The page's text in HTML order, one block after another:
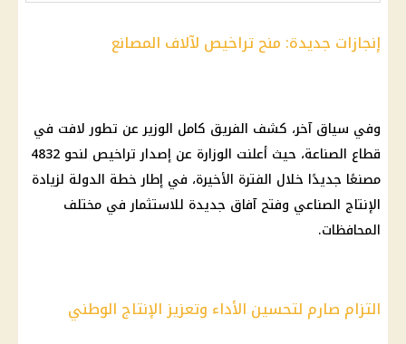
إنجازات جديدة: منح تراخيص لآلاف المصانع
وفي سياق آخر، كشف الفريق كامل الوزير عن تطور لافت في
قطاع الصناعة، حيث أعلنت الوزارة عن إصدار تراخيص لنحو 4832
مصنعًا جديدًا خلال الفترة الأخيرة، في إطار خطة الدولة لزيادة
الإنتاج الصناعي وفتح آفاق جديدة للاستثمار في مختلف
المحافظات.
التزام صارم لتحسين الأداء وتعزيز الإنتاج الوطني